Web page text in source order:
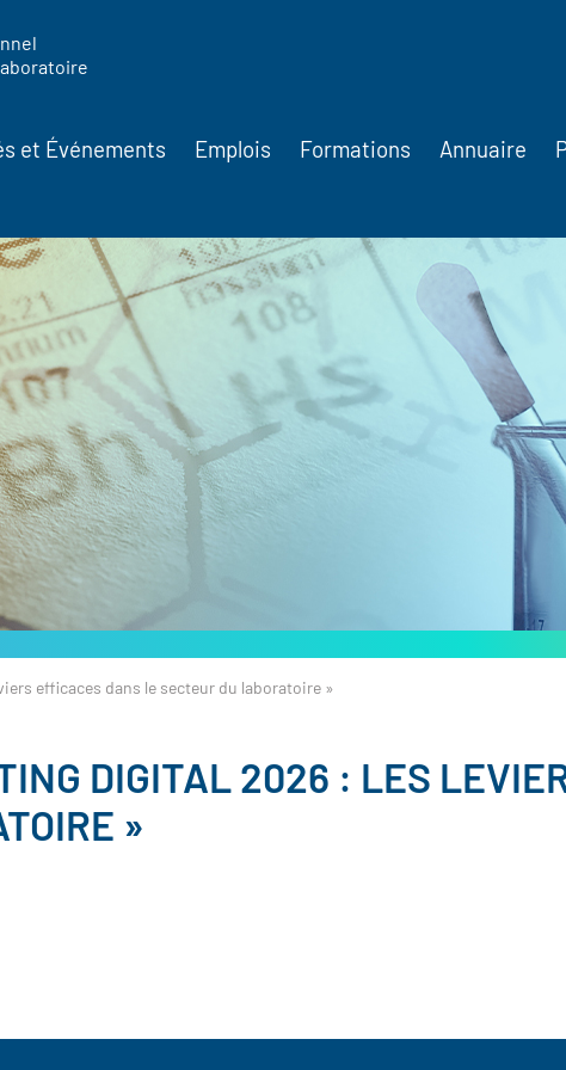
et Événements Emplois Formations Annuaire
efficaces dans le secteur du laboratoire »
DIGITAL 2026 : LES
»